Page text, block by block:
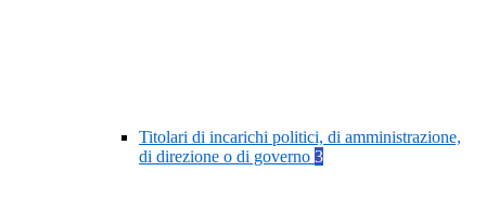
Titolari di incarichi politici, di amministrazione,
di direzione o di governo 3